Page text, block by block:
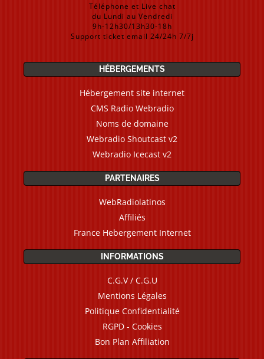
Téléphone et Live chat
du Lundi au Vendredi
9h-12h30/13h30-18h
Support ticket email 24/24h 7/7j
HÉBERGEMENTS
Hébergement site internet
CMS Radio Webradio
Noms de domaine
Webradio Shoutcast v2
Webradio Icecast v2
PARTENAIRES
WebRadiolatinos
Affiliés
France Hebergement Internet
INFORMATIONS
C.G.V / C.G.U
Mentions Légales
Politique Confidentialité
RGPD - Cookies
Bon Plan Affiliation